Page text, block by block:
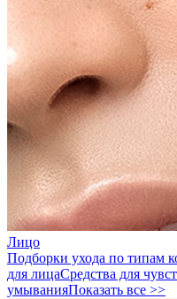
Лицо
Подборки ухода по типам
для лицаСредства для
умыванияПоказать все >>